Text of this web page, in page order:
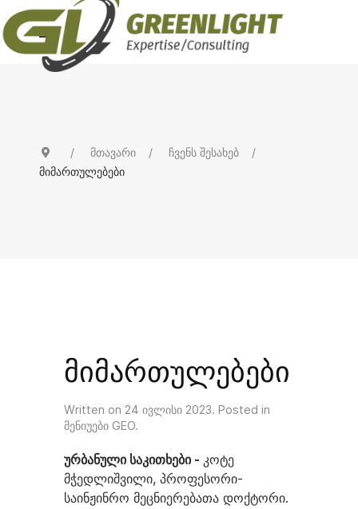
მთავარი
ჩვენს შესახებ
მიმართულებები
მიმართულებები
Written on 24 ივლისი 2023. Posted in
მენიუები GEO.
ურბანული საკითხები - კოტე
მჭედლიშვილი, პროფესორი-
საინჟინრო მეცნიერებათა დოქტორი.